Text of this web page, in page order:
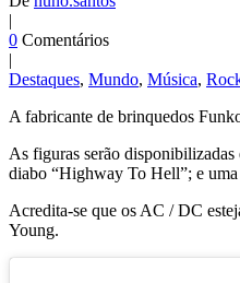
|
0 Comentários
|
Destaques, Mundo, Música,
A fabricante de brinquedos
As figuras serão disponibilizadas
diabo “Highway To Hell”; e
Acredita-se que os AC / DC
Young.